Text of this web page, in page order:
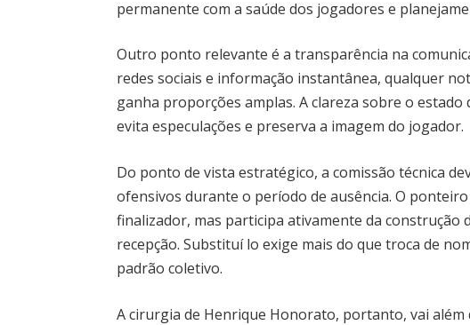
permanente com a saúde dos jogadores e
Outro ponto relevante é a transparência na
redes sociais e informação instantânea, qualquer
ganha proporções amplas. A clareza sobre o estado
evita especulações e preserva a imagem do jogador.
Do ponto de vista estratégico, a comissão técnica
ofensivos durante o período de ausência. O
finalizador, mas participa ativamente da construção
recepção. Substituí lo exige mais do que troca de
padrão coletivo.
A cirurgia de Henrique Honorato, portanto, vai além